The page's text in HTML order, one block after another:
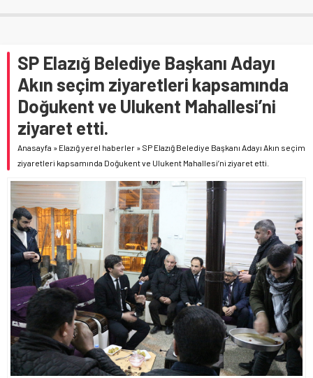
SP Elazığ Belediye Başkanı Adayı
Akın seçim ziyaretleri kapsamında
Doğukent ve Ulukent Mahallesi’ni
ziyaret etti.
Anasayfa » Elazığ yerel haberler » SP Elazığ Belediye Başkanı Adayı Akın seçim
ziyaretleri kapsamında Doğukent ve Ulukent Mahallesi’ni ziyaret etti.